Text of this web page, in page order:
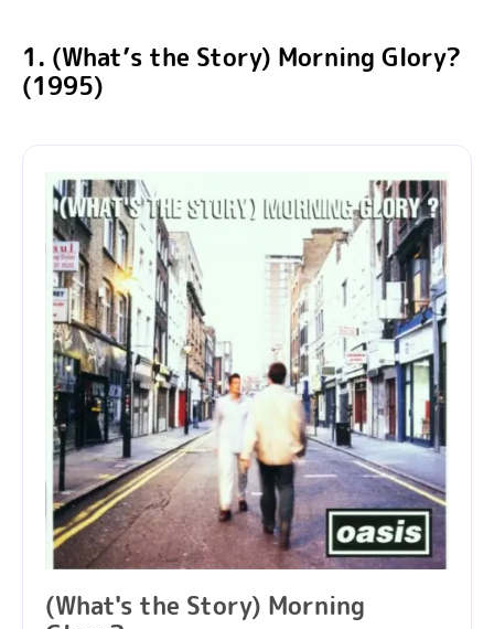
1. (What’s the Story) Morning Glory?
(1995)
(What's the Story) Morning